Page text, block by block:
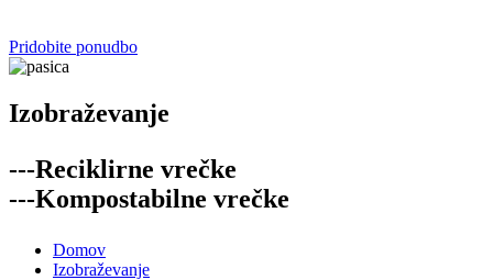
Pridobite ponudbo
Izobraževanje
---Reciklirne vrečke
---Kompostabilne vrečke
Domov
Izobraževanje